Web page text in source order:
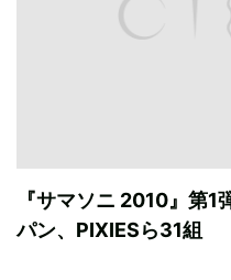
『サマソニ 2010』第
パン、PIXIESら31組